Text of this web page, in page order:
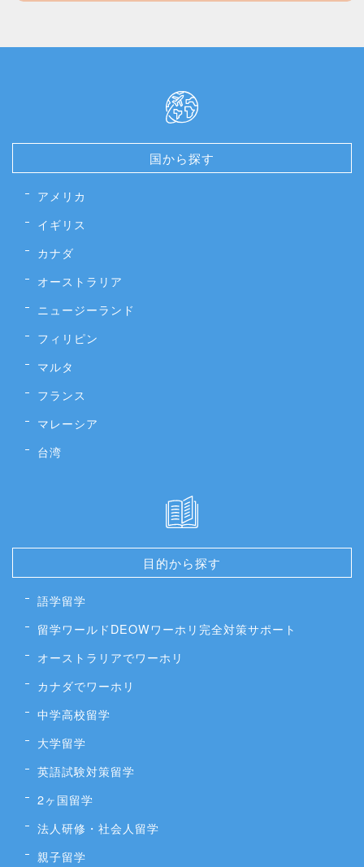
国から探す
アメリカ
イギリス
カナダ
オーストラリア
ニュージーランド
フィリピン
マルタ
フランス
マレーシア
台湾
目的から探す
語学留学
留学ワールドDEOWワーホリ完全対策サポート
オーストラリアでワーホリ
カナダでワーホリ
中学高校留学
大学留学
英語試験対策留学
2ヶ国留学
法人研修・社会人留学
親子留学